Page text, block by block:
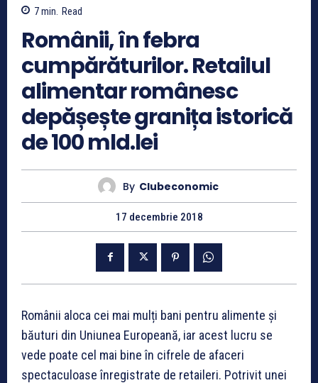
7min. Read
Românii, în febra
cumpărăturilor. Retailul
alimentar românesc
depășește granița istorică
de 100 mld.lei
By Clubeconomic
17 decembrie 2018
Românii aloca cei mai mulți bani pentru alimente și
băuturi din Uniunea Europeană, iar acest lucru se
vede poate cel mai bine în cifrele de afaceri
spectaculoase înregistrate de retaileri. Potrivit unei